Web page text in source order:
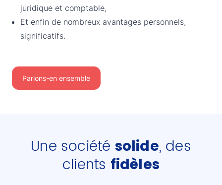
juridique et comptable,
Et enfin de nombreux avantages personnels,
significatifs.
Parlons-en ensemble
Une société solide, des
clients fidèles